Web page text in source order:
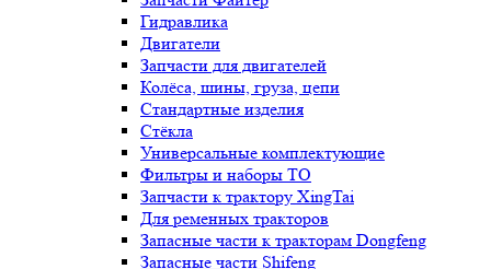
Гидравлика
Двигатели
Запчасти для двигателей
Колёса, шины, груза, цепи
Стандартные изделия
Стёкла
Универсальные комплектующие
Фильтры и наборы ТО
Запчасти к трактору XingTai
Для ременных тракторов
Запасные части к тракторам Dongfeng
Запасные части Shifeng